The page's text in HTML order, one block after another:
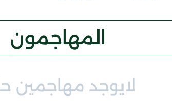
المهاجمون
لايوجد مهاجمين